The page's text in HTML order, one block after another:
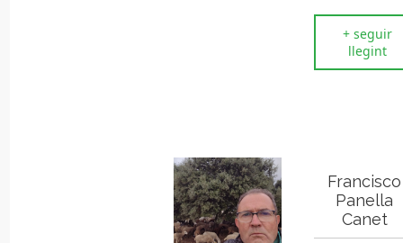
+ seguir
llegint
Francisco
Panella
Canet